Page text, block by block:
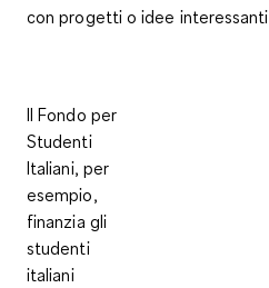
con progetti o idee interessanti
Il Fondo per
Studenti
Italiani, per
esempio,
finanzia gli
studenti
italiani